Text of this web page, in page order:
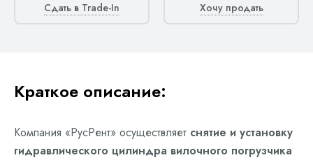
Сдать в Trade-In Хочу продать
Краткое описание:
Компания «РусРент» осуществляет снятие и установку
гидравлического цилиндра вилочного погрузчика